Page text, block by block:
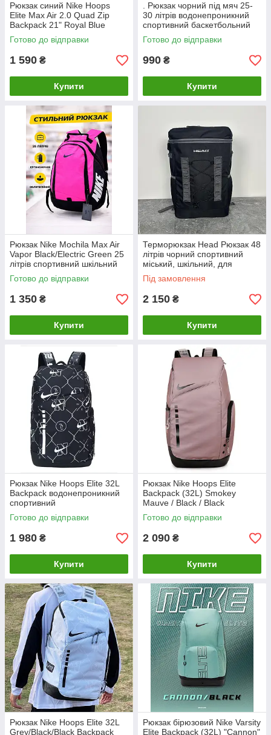
Рюкзак синий Nike Hoops
Elite Max Air 2.0 Quad Zip
Backpack 21" Royal Blue
Готово до відправки
1 590 ₴
Купити
. Рюкзак чорний під мяч 25-
30 літрів водонепроникний
спортивний баскетбольний
волейбольний футбольний
Готово до відправки
990 ₴
Купити
Рюкзак Nike Mochila Max Air
Vapor Black/Electric Green 25
літрів спортивний шкільний
для подорожей
Готово до відправки
1 350 ₴
Купити
Терморюкзак Head Рюкзак 48
літрів чорний спортивний
міський, шкільний, для
ноутбука та подорожей
Під замовлення
2 150 ₴
Купити
Рюкзак Nike Hoops Elite 32L
Backpack водонепроникний
спортивний
Готово до відправки
1 980 ₴
Купити
Рюкзак Nike Hoops Elite
Backpack (32L) Smokey
Mauve / Black / Black
спортивний баскетбольний
водонепроникний
Готово до відправки
2 090 ₴
Купити
Рюкзак Nike Hoops Elite 32L
Grey/Black/Black Backpack
Рюкзак бірюзовий Nike Varsity
Elite Backpack (32L) "Cannon"